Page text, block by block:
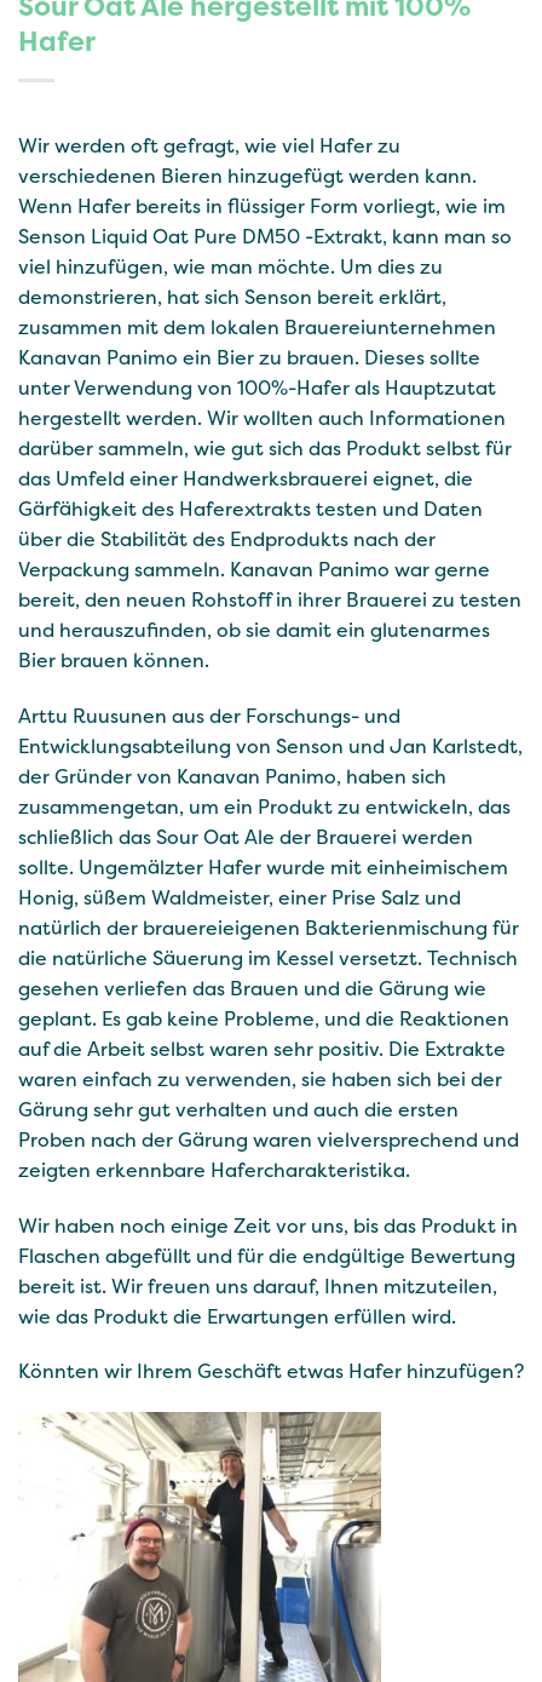
Hafer
Wir werden oft gefragt, wie viel Hafer zu
verschiedenen Bieren hinzugefügt werden kann.
Wenn Hafer bereits in flüssiger Form vorliegt, wie im
Senson Liquid Oat Pure DM50 -Extrakt, kann man so
viel hinzufügen, wie man möchte. Um dies zu
demonstrieren, hat sich Senson bereit erklärt,
zusammen mit dem lokalen Brauereiunternehmen
Kanavan Panimo ein Bier zu brauen. Dieses sollte
unter Verwendung von 100%-Hafer als Hauptzutat
hergestellt werden. Wir wollten auch Informationen
darüber sammeln, wie gut sich das Produkt selbst für
das Umfeld einer Handwerksbrauerei eignet, die
Gärfähigkeit des Haferextrakts testen und Daten
über die Stabilität des Endprodukts nach der
Verpackung sammeln. Kanavan Panimo war gerne
bereit, den neuen Rohstoff in ihrer Brauerei zu testen
und herauszufinden, ob sie damit ein glutenarmes
Bier brauen können.
Arttu Ruusunen aus der Forschungs- und
Entwicklungsabteilung von Senson und Jan Karlstedt,
der Gründer von Kanavan Panimo, haben sich
zusammengetan, um ein Produkt zu entwickeln, das
schließlich das Sour Oat Ale der Brauerei werden
sollte. Ungemälzter Hafer wurde mit einheimischem
Honig, süßem Waldmeister, einer Prise Salz und
natürlich der brauereieigenen Bakterienmischung für
die natürliche Säuerung im Kessel versetzt. Technisch
gesehen verliefen das Brauen und die Gärung wie
geplant. Es gab keine Probleme, und die Reaktionen
auf die Arbeit selbst waren sehr positiv. Die Extrakte
waren einfach zu verwenden, sie haben sich bei der
Gärung sehr gut verhalten und auch die ersten
Proben nach der Gärung waren vielversprechend und
zeigten erkennbare Hafercharakteristika.
Wir haben noch einige Zeit vor uns, bis das Produkt in
Flaschen abgefüllt und für die endgültige Bewertung
bereit ist. Wir freuen uns darauf, Ihnen mitzuteilen,
wie das Produkt die Erwartungen erfüllen wird.
Könnten wir Ihrem Geschäft etwas Hafer hinzufügen?